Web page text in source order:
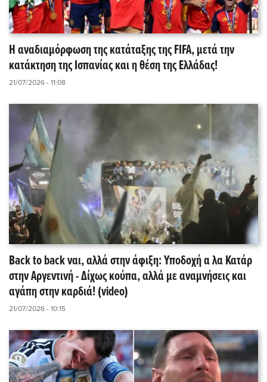
Η αναδιαμόρφωση της κατάταξης της FIFA, μετά την
κατάκτηση της Ισπανίας και η θέση της Ελλάδας!
21/07/2026 - 11:08
Back to back ναι, αλλά στην άφιξη: Υποδοχή α λα Κατάρ
στην Αργεντινή - Δίχως κούπα, αλλά με αναμνήσεις και
αγάπη στην καρδιά! (video)
21/07/2026 - 10:15